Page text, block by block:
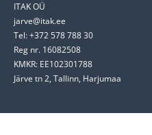
ITAK OÜ
jarve@itak.ee
Tel: +372 578 788 30
Reg nr. 16082508
KMKR: EE102301788
Järve tn 2, Tallinn, Harjumaa